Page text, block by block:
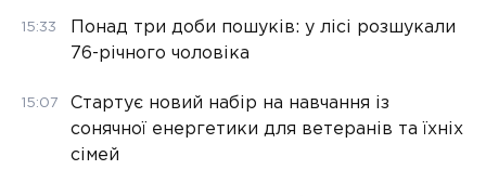
15:33
Понад три доби пошуків: у лісі розшукали
76-річного чоловіка
15:07
Стартує новий набір на навчання із
сонячної енергетики для ветеранів та їхніх
сімей